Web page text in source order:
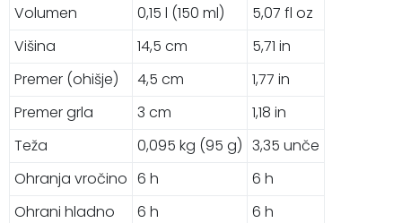
Volumen 0,15 l (150 ml)
5,07 fl oz
Višina
14,5 cm
5,71 in
Premer (ohišje)
4,5 cm
1,77 in
Premer grla
3 cm
1,18 in
Teža
0,095 kg (95 g) 3,35 unče
Ohranja vročino 6 h
6 h
Ohrani hladno
6 h 6 h